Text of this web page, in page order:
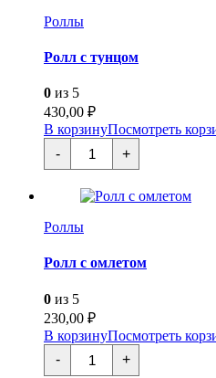
Роллы
Ролл с тунцом
0 из 5
430,00 ₽
В корзинуПосмотреть
-
Количество
товара
Ролл
тунцом
+
Роллы
Ролл с омлетом
0 из 5
230,00 ₽
В корзинуПосмотреть
-
Количество
товара
+